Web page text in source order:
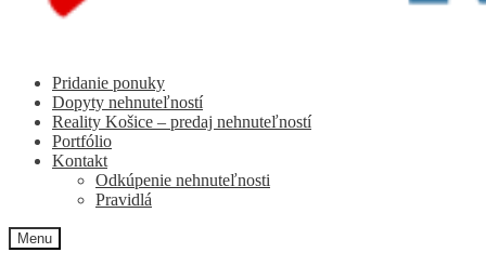
Pridanie ponuky
Dopyty nehnuteľností
Reality Košice – predaj nehnuteľností
Portfólio
Kontakt
Odkúpenie nehnuteľnosti
Pravidlá
Menu